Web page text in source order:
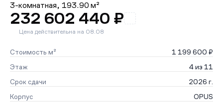
3-комнатная, 193.90 м²
232 602 440 ₽
Цена действительна на 08.08
Стоимость м²
1 199 600 ₽
Этаж
4 из 11
Срок сдачи
2026 г.
Корпус
OPUS